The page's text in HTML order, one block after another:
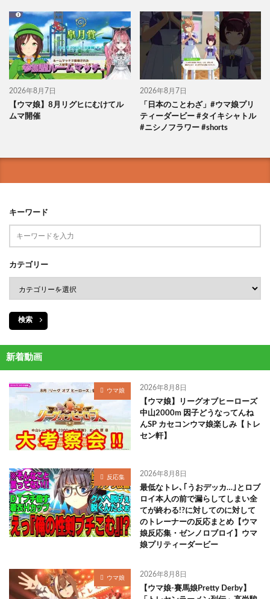
2026年8月7日
【ウマ娘】8月リグヒにむけてル
ムマ開催
2026年8月7日
「日本のことわざ」#ウマ娘プリ
ティーダービー #タイキシャトル
#ニシノフラワー #shorts
キーワード
カテゴリー
検索
新着動画
ウマ娘 2026年8月8日
【ウマ娘】リーグオブヒーローズ
中山2000m 因子どうなってんね
んSP カセコンウマ娘楽しみ【トレ
セン軒】
反応集 2026年8月8日
最低なトレ､｢うおデッカ…｣とロブ
ロイ本人の前で漏らしてしまい全
てが終わる!?に対してのに対して
のトレーナーの反応まとめ【ウマ
娘反応集・ゼンノロブロイ】ウマ
娘プリティーダービー
ウマ娘 2026年8月8日
【ウマ娘-賽馬娘Pretty Derby】